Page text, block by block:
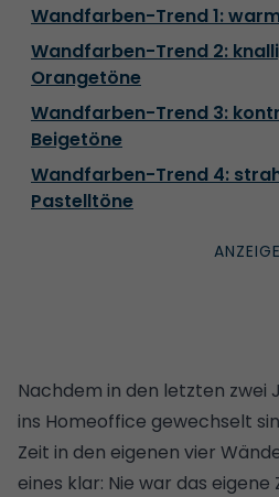
Wandfarben-Trend 1:
Wandfarben-Trend 2:
Orangetöne
Wandfarben-Trend 3:
Beigetöne
Wandfarben-Trend 4:
Pastelltöne
Nachdem in den letzten zwei
ins Homeoffice gewechselt
Zeit in den eigenen vier
eines klar: Nie war das